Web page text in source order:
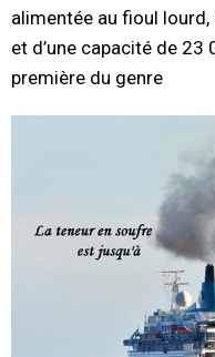
alimentée au fioul
et d’une capacité de
première du genre